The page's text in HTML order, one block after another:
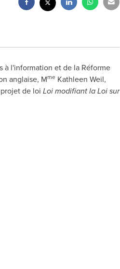
à l'information et de la Réforme
anglaise, MmeKathleen Weil,
de loi Loi modifiant la Loi sur